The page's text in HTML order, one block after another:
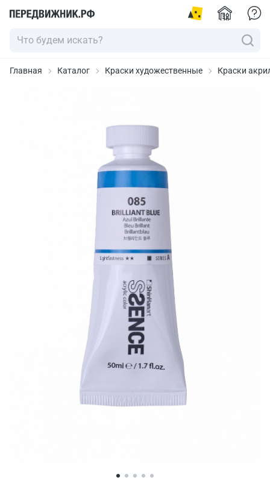
Главная Каталог Краски художественные Краски